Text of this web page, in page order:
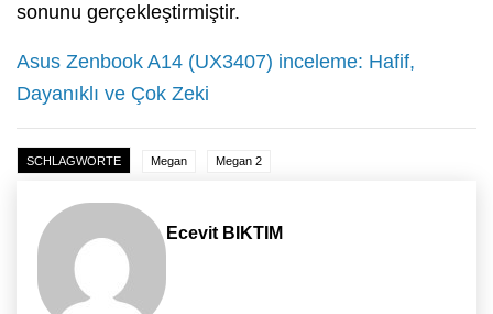
sonunu gerçekleştirmiştir.
Asus Zenbook A14 (UX3407) inceleme: Hafif,
Dayanıklı ve Çok Zeki
SCHLAGWORTE Megan Megan 2
Ecevit BIKTIM